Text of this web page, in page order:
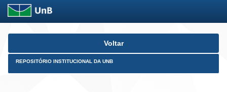
Skip
Voltar
REPOSITÓRIO INSTITUCIONAL DA UNB